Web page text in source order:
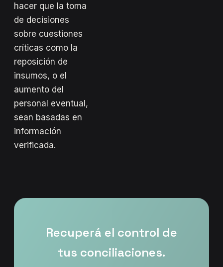
hacer que la toma
de decisiones
sobre cuestiones
críticas como la
reposición de
insumos, o el
aumento del
personal eventual,
sean basadas en
información
verificada.
Recuperá el control de
tus conciliaciones.